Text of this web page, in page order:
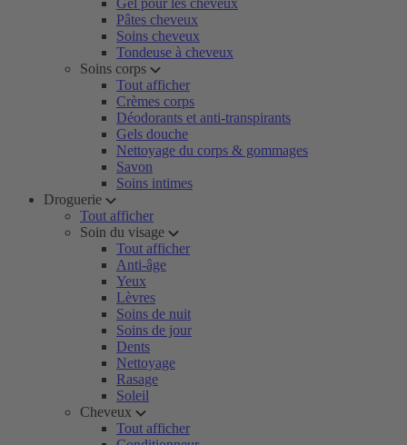
Gel pour les cheveux
Pâtes cheveux
Soins cheveux
Tondeuse à cheveux
Soins corps
Tout afficher
Crèmes corps
Déodorants et anti-transpirants
Gels douche
Nettoyage du corps & gommages
Savon
Soins intimes
Droguerie
Tout afficher
Soin du visage
Tout afficher
Anti-âge
Yeux
Lèvres
Soins de nuit
Soins de jour
Dents
Nettoyage
Rasage
Soleil
Cheveux
Tout afficher